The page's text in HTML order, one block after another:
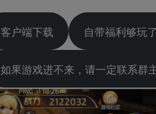
客户端下载 自带福利够玩
如果游戏进不来，请一定联系群